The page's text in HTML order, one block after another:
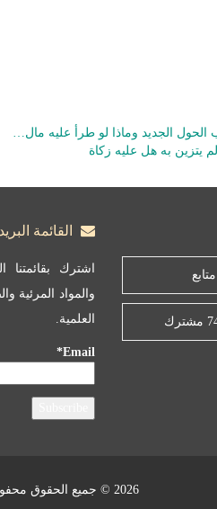
الحول الجديد وماذا لو طرأ عليه مال…
يتزين به هل عليه زكاة
القائمة
اشترك
والمواد المرئية
العلمية.
Email*
2026 © جميع الحقوق محفوظة لـ موقع فضيلة الشيخ مشهور بن حسن آل سلمان